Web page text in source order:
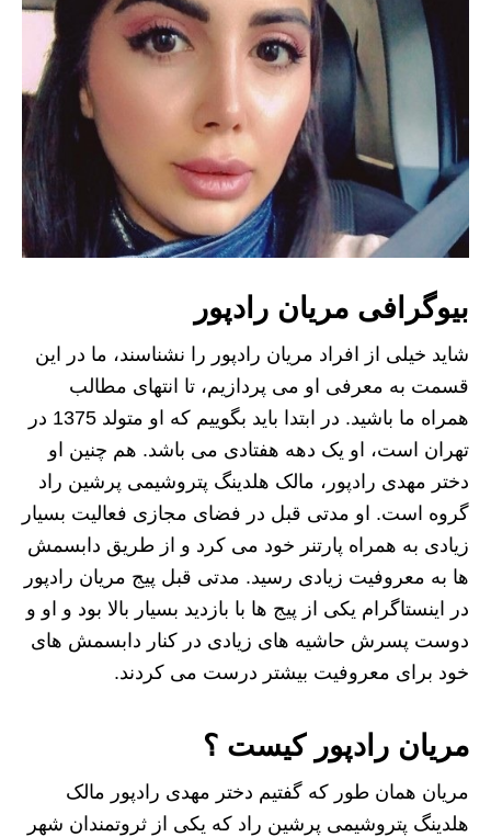
بیوگرافی مریان رادپور
شاید خیلی از افراد مریان رادپور را نشناسند، ما در این
قسمت به معرفی او می پردازیم، تا انتهای مطالب
همراه ما باشید. در ابتدا باید بگوییم که او متولد 1375 در
تهران است، او یک دهه هفتادی می باشد. هم چنین او
دختر مهدی رادپور، مالک هلدینگ پتروشیمی پرشین راد
گروه است. او مدتی قبل در فضای مجازی فعالیت بسیار
زیادی به همراه پارتنر خود می کرد و از طریق دابسمش
ها به معروفیت زیادی رسید. مدتی قبل پیج مریان رادپور
در اینستاگرام یکی از پیج ها با بازدید بسیار بالا بود و او و
دوست پسرش حاشیه های زیادی در کنار دابسمش های
خود برای معروفیت بیشتر درست می کردند.
مریان رادپور کیست ؟
مریان همان طور که گفتیم دختر مهدی رادپور مالک
هلدینگ پتروشیمی پرشین راد که یکی از ثروتمندان شهر